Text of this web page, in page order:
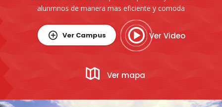
alunmnos de manera mas eficiente y comoda
Ver Campus Ver Video
Ver mapa